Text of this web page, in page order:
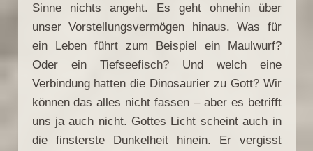
Sinne nichts angeht. Es geht ohnehin über
unser Vorstellungsvermögen hinaus. Was für
ein Leben führt zum Beispiel ein Maulwurf?
Oder ein Tiefseefisch? Und welch eine
Verbindung hatten die Dinosaurier zu Gott? Wir
können das alles nicht fassen – aber es betrifft
uns ja auch nicht. Gottes Licht scheint auch in
die finsterste Dunkelheit hinein. Er vergisst